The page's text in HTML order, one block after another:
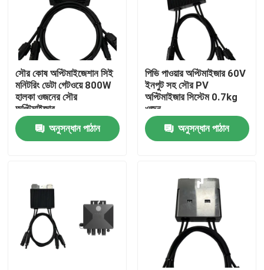
বাড়ি
ভিডিও
আমাদের সম্পর্কে
সৌর কোষ অপ্টিমাইজেশান সিই
মনিটরিং ডেটা গেটওয়ে 800W
হালকা ওজনের সৌর
অপ্টিমাইজার
অনুসন্ধান পাঠান
পিভি পাওয়ার অপ্টিমাইজার 60V
ইনপুট সহ সৌর PV
অপ্টিমাইজার সিস্টেম 0.7kg
ওজন
অনুসন্ধান পাঠান